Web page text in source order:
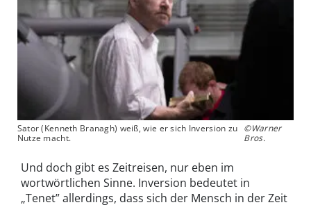
Sator (Kenneth Branagh) weiß, wie er sich Inversion zu
Nutze macht.
©Warner
Bros.
Und doch gibt es Zeitreisen, nur eben im
wortwörtlichen Sinne. Inversion bedeutet in
„Tenet” allerdings, dass sich der Mensch in der Zeit